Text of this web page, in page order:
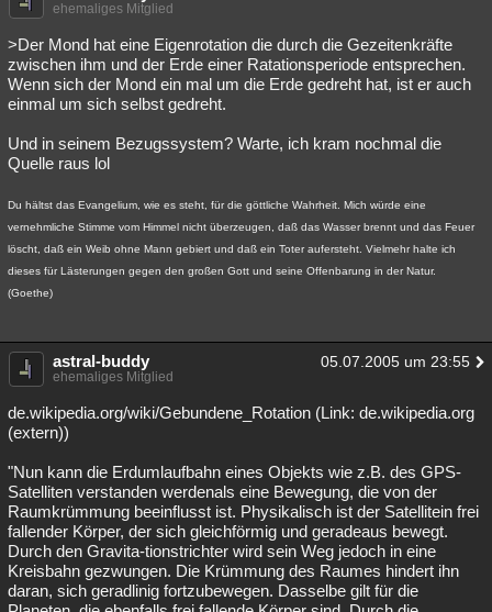
ehemaliges Mitglied
>Der Mond hat eine Eigenrotation die durch die Gezeitenkräfte
zwischen ihm und der Erde einer Ratationsperiode entsprechen.
Wenn sich der Mond ein mal um die Erde gedreht hat, ist er auch
einmal um sich selbst gedreht.
Und in seinem Bezugssystem? Warte, ich kram nochmal die
Quelle raus lol
Du hältst das Evangelium, wie es steht, für die göttliche Wahrheit. Mich würde eine
vernehmliche Stimme vom Himmel nicht überzeugen, daß das Wasser brennt und das Feuer
löscht, daß ein Weib ohne Mann gebiert und daß ein Toter aufersteht. Vielmehr halte ich
dieses für Lästerungen gegen den großen Gott und seine Offenbarung in der Natur.
(Goethe)
astral-buddy 05.07.2005 um 23:55
ehemaliges Mitglied
de.wikipedia.org/wiki/Gebundene_Rotation (Link: de.wikipedia.org
(extern))
"Nun kann die Erdumlaufbahn eines Objekts wie z.B. des GPS-
Satelliten verstanden werdenals eine Bewegung, die von der
Raumkrümmung beeinflusst ist. Physikalisch ist der Satellitein frei
fallender Körper, der sich gleichförmig und geradeaus bewegt.
Durch den Gravita-tionstrichter wird sein Weg jedoch in eine
Kreisbahn gezwungen. Die Krümmung des Raumes hindert ihn
daran, sich geradlinig fortzubewegen. Dasselbe gilt für die